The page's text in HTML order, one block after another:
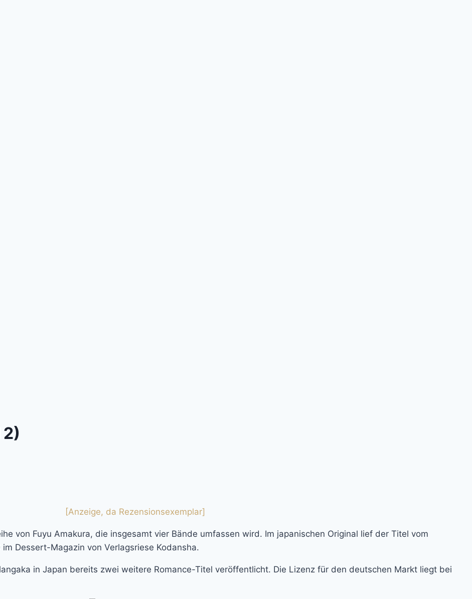
[Anzeige, da Rezensionsexemplar]
von Fuyu Amakura, die insgesamt vier Bände umfassen wird. Im japanischen Original lief der Titel vom
Dessert-Magazin von Verlagsriese Kodansha.
in Japan bereits zwei weitere Romance-Titel veröffentlicht. Die Lizenz für den deutschen Markt liegt bei